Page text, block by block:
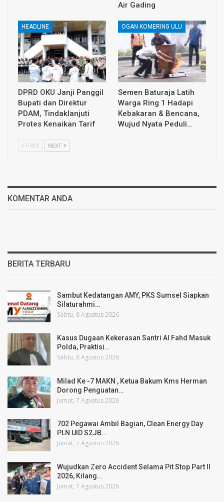
Air Gading
HEADLINE
DPRD OKU Janji Panggil
Bupati dan Direktur
PDAM, Tindaklanjuti
Protes Kenaikan Tarif
OGAN KOMERING ULU
Semen Baturaja Latih
Warga Ring 1 Hadapi
Kebakaran & Bencana,
Wujud Nyata Peduli…
PREV NEXT
KOMENTAR ANDA
BERITA TERBARU
Sambut Kedatangan AMY, PKS Sumsel Siapkan
Silaturahmi…
Sabtu, 8 Agustus 2026
Kasus Dugaan Kekerasan Santri Al Fahd Masuk
Polda, Praktisi…
Sabtu, 8 Agustus 2026
Milad Ke -7 MAKN , Ketua Bakum Kms Herman
Dorong Penguatan…
Jumat, 7 Agustus 2026
702 Pegawai Ambil Bagian, Clean Energy Day
PLN UID S2JB…
Jumat, 7 Agustus 2026
Wujudkan Zero Accident Selama Pit Stop Part II
2026, Kilang…
Jumat, 7 Agustus 2026